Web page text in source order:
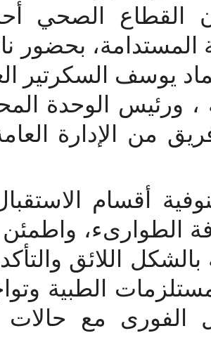
الصحي أحد
بحضور
السكرتير
الوحدة
من الإدارة العامة
أقسام الاستقبال
الطوارىء، واطمئن
اللائق
الطبية
الفورى مع حالات